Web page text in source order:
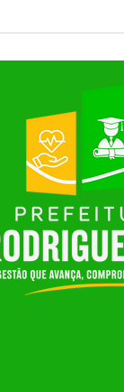
Projeto Cidadão
dias de
serviços
Rodrigues Alves